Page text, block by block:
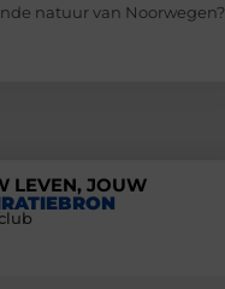
natuur van Noorwegen?
LEVEN, JOUW